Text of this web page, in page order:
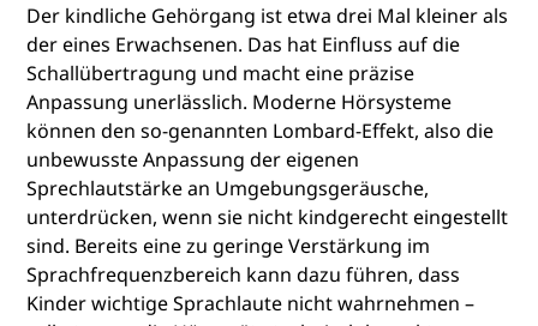
Der kindliche Gehörgang ist etwa drei Mal kleiner als
der eines Erwachsenen. Das hat Einfluss auf die
Schallübertragung und macht eine präzise
Anpassung unerlässlich. Moderne Hörsysteme
können den so-genannten Lombard-Effekt, also die
unbewusste Anpassung der eigenen
Sprechlautstärke an Umgebungsgeräusche,
unterdrücken, wenn sie nicht kindgerecht eingestellt
sind. Bereits eine zu geringe Verstärkung im
Sprachfrequenzbereich kann dazu führen, dass
Kinder wichtige Sprachlaute nicht wahrnehmen –